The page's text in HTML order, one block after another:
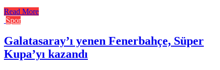
Read More
Spor
Galatasaray’ı yenen Fenerbahçe, Süper
Kupa’yı kazandı